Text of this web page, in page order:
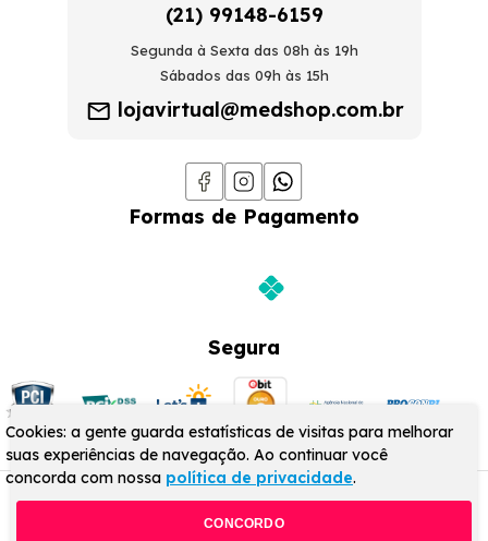
(21) 99148-6159
Segunda à Sexta das 08h às 19h
Sábados das 09h às 15h
lojavirtual@medshop.com.br
Formas de Pagamento
Segura
Cookies: a gente guarda estatísticas de visitas para melhorar
suas experiências de navegação. Ao continuar você
concorda com nossa política de privacidade.
CONCORDO